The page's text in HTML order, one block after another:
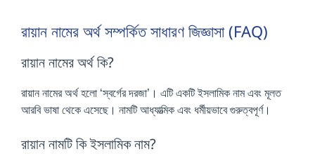
রায়ান নামের অর্থ সম্পর্কিত সাধারণ জিজ্ঞাসা (FAQ)
রায়ান নামের অর্থ কি?
রায়ান নামের অর্থ হলো ‘স্বর্গের দরজা’। এটি একটি ইসলামিক নাম এবং মূলত
আরবি ভাষা থেকে এসেছে। নামটি আধ্যাত্মিক এবং ধর্মীয়ভাবে গুরুত্বপূর্ণ।
রায়ান নামটি কি ইসলামিক নাম?